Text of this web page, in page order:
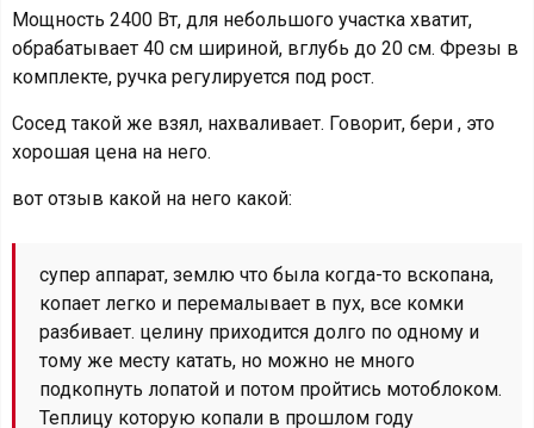
Мощность 2400 Вт, для небольшого участка хватит,
обрабатывает 40 см шириной, вглубь до 20 см. Фрезы в
комплекте, ручка регулируется под рост.
Сосед такой же взял, нахваливает. Говорит, бери , это
хорошая цена на него.
вот отзыв какой на него какой:
супер аппарат, землю что была когда-то вскопана,
копает легко и перемалывает в пух, все комки
разбивает. целину приходится долго по одному и
тому же месту катать, но можно не много
подкопнуть лопатой и потом пройтись мотоблоком.
Теплицу которую копали в прошлом году